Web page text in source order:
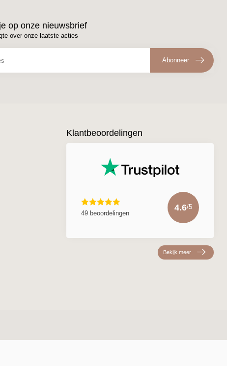
op onze nieuwsbrief
over onze laatste acties
Abonneer
Klantbeoordelingen
49 beoordelingen
4.6/5
Bekijk meer